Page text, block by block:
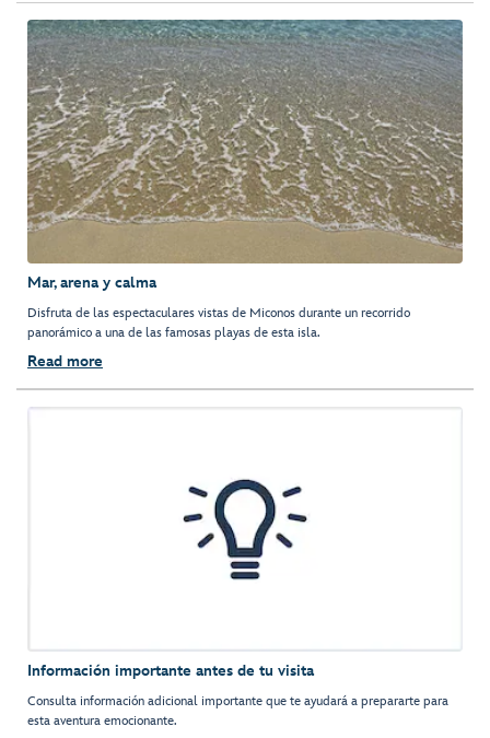
Mar, arena y calma
Disfruta de las espectaculares vistas de Miconos durante un recorrido
panorámico a una de las famosas playas de esta isla.
Read more
Información importante antes de tu visita
Consulta información adicional importante que te ayudará a prepararte para
esta aventura emocionante.